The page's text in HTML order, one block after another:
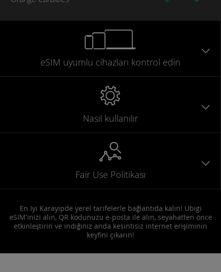
eSIM uyumlu cihazları kontrol edin
Nasıl kullanılır
Fair Use Politikası
En Iyi Karayipde yerel tarifelerle bağlantıda kalın! Ubigi
eSIM'inizi alın, QR kodunuzu e-posta ile alın, seyahatten önce
etkinleştirin ve indiğiniz anda kesintisiz internet erişiminin
keyfini çıkarın!